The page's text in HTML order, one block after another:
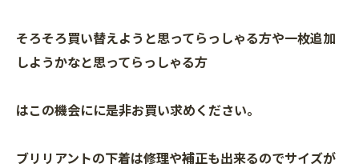
そろそろ買い替えようと思ってらっしゃる方や一枚追加
しようかなと思ってらっしゃる方
はこの機会にに是非お買い求めください。
ブリリアントの下着は修理や補正も出来るのでサイズが